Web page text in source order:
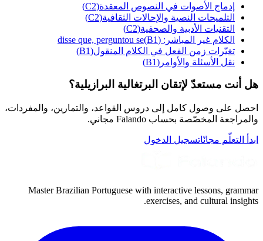
إدماج الأصوات في النصوص المعقدة(
C2
)
التلميحات النصية والإحالات الثقافية(
C2
)
التقنيات الأدبية والصحفية(
C2
)
الكلام غير المباشر: disse que, perguntou se
(B1)
تغيّرات زمن الفعل في الكلام المنقول(
B1
)
نقل الأسئلة والأوامر (
B1
)
هل أنت مستعدّ لإتقان البرتغالية البرازيلية؟
احصل على وصول كامل إلى دروس القواعد، والتمارين، والمفردات،
والمراجعة المخصّصة بحساب Falando مجاني.
ابدأ التعلّم مجانًاتسجيل الدخول
Master Brazilian Portuguese with interactive lessons, grammar
exercises, and cultural insights.